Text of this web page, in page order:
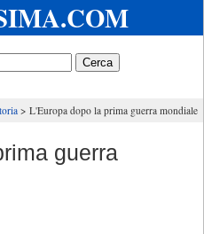
L'Europa dopo la prima guerra mondiale
guerra